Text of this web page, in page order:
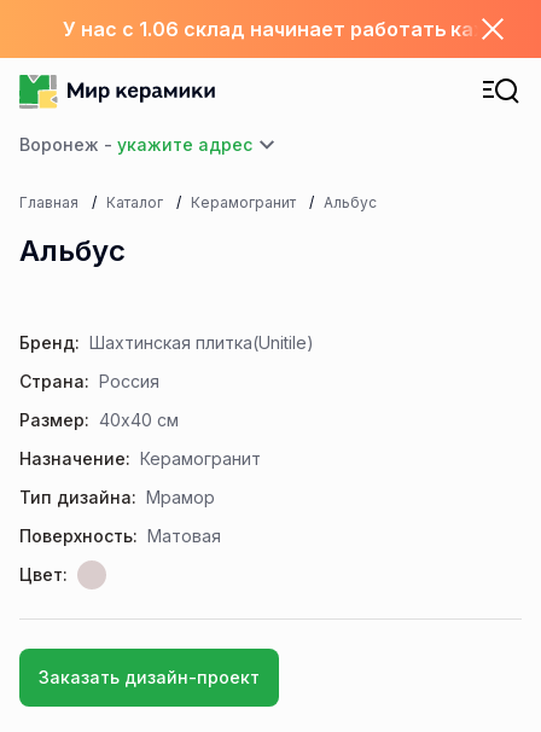
У нас с 1.06 склад начинает работать каждый
Воронеж -
Главная Каталог Керамогранит Альбус
Альбус
Бренд: Шахтинская плитка(Unitile)
Страна: Россия
Размер: 40x40 см
Назначение: Керамогранит
Тип дизайна: Мрамор
Поверхность: Матовая
Цвет:
Заказать дизайн-проект